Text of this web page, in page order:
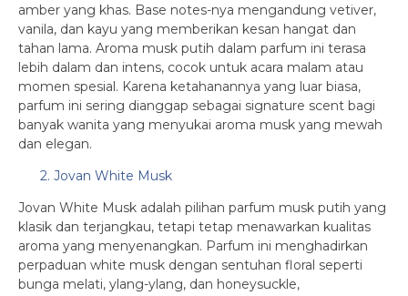
amber yang khas. Base notes-nya mengandung vetiver,
vanila, dan kayu yang memberikan kesan hangat dan
tahan lama. Aroma musk putih dalam parfum ini terasa
lebih dalam dan intens, cocok untuk acara malam atau
momen spesial. Karena ketahanannya yang luar biasa,
parfum ini sering dianggap sebagai signature scent bagi
banyak wanita yang menyukai aroma musk yang mewah
dan elegan.
2. Jovan White Musk
Jovan White Musk adalah pilihan parfum musk putih yang
klasik dan terjangkau, tetapi tetap menawarkan kualitas
aroma yang menyenangkan. Parfum ini menghadirkan
perpaduan white musk dengan sentuhan floral seperti
bunga melati, ylang-ylang, dan honeysuckle,